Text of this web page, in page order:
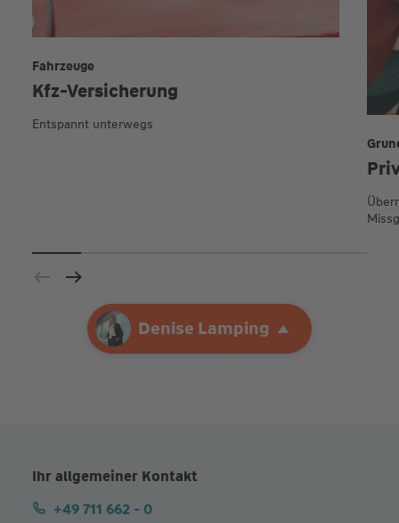
Ihre AgenturDenise Lamping
Denise Lamping
Kfz-Versicherung
Fahrzeuge
Entspannt unterwegs
Ihr allgemeiner Kontakt
+49 711 662 - 0